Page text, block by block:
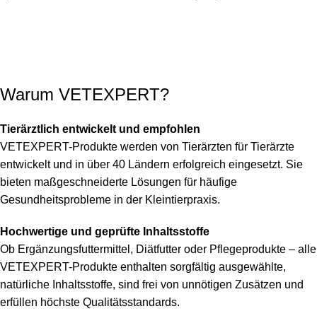
Warum VETEXPERT?
Tierärztlich entwickelt und empfohlen
VETEXPERT-Produkte werden von Tierärzten für Tierärzte
entwickelt und in über 40 Ländern erfolgreich eingesetzt. Sie
bieten maßgeschneiderte Lösungen für häufige
Gesundheitsprobleme in der Kleintierpraxis.
Hochwertige und geprüfte Inhaltsstoffe
Ob Ergänzungsfuttermittel, Diätfutter oder Pflegeprodukte – alle
VETEXPERT-Produkte enthalten sorgfältig ausgewählte,
natürliche Inhaltsstoffe, sind frei von unnötigen Zusätzen und
erfüllen höchste Qualitätsstandards.